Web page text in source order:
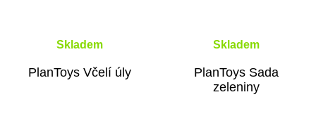
Skladem
PlanToys Včelí úly
Skladem
PlanToys Sada
zeleniny